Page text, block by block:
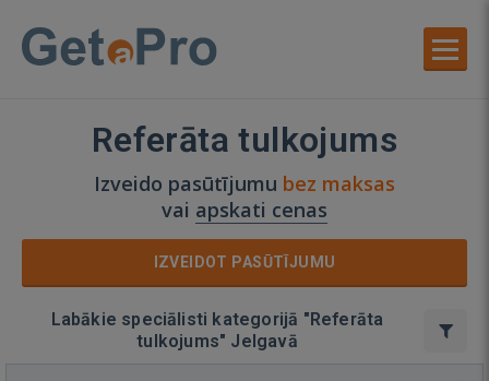
Referāta tulkojums
Izveido pasūtījumu bez maksas
vai apskati cenas
IZVEIDOT PASŪTĪJUMU
Labākie speciālisti kategorijā "Referāta
tulkojums" Jelgavā